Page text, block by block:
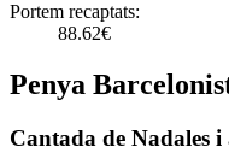
Portem recaptats:
88.62€
Penya
Cantada de Nadales i